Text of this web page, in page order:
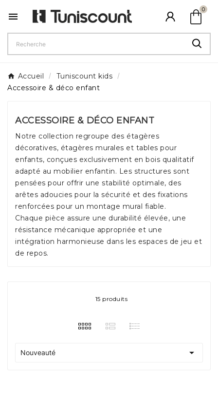
 shopping_bag
0
Accueil
Tuniscount kids
Accessoire & déco enfant
ACCESSOIRE & DÉCO ENFANT
Notre collection regroupe des étagères
décoratives, étagères murales et tables pour
enfants, conçues exclusivement en bois qualitatif
adapté au mobilier enfantin. Les structures sont
pensées pour offrir une stabilité optimale, des
arêtes adoucies pour la sécurité et des fixations
renforcées pour un montage mural fiable.
Chaque pièce assure une durabilité élevée, une
résistance mécanique appropriée et une
intégration harmonieuse dans les espaces de jeu et
de repos.
15 produits
Nouveauté 